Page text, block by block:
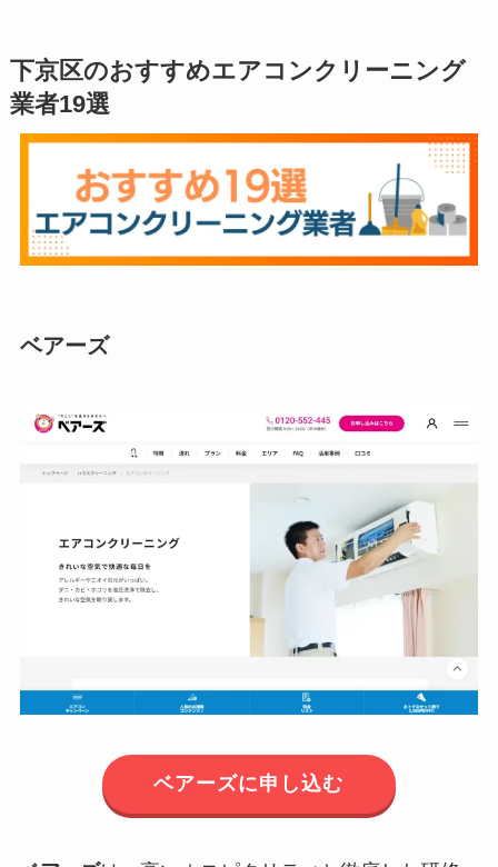
下京区のおすすめエアコンクリーニング
業者19選
ベアーズ
ベアーズに申し込む